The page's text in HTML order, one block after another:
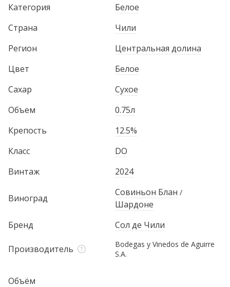
Категория
Белое
Страна
Чили
Регион
Центральная долина
Цвет
Белое
Сахар
Сухое
Объем
0.75л
Крепость
12.5%
Класс
DO
Винтаж
2024
Виноград
Совиньон Блан /
Шардоне
Бренд
Сол де Чили
Производитель
Bodegas y Vinedos de Aguirre
S.A.
Объём